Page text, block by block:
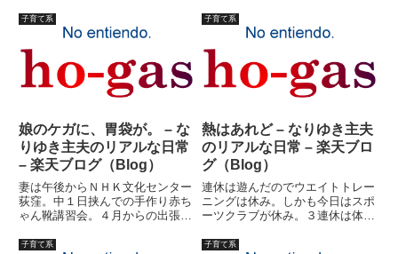
子育て系
娘のケガに、胃袋が。 – な
りゆき主夫のリアルな日常
– 楽天ブログ（Blog）
妻は午後からＮＨＫ文化センター
荻窪。中１日挟んでの手作り赤ち
ゃん靴講習会。４月からの出張講
月まではとりあえず予定なし。弟
子育て系
熱はあれど – なりゆき主夫
のリアルな日常 – 楽天ブロ
グ（Blog）
連休は遊んだのでウエイトトレー
ニングは休み。しかも今日はスポ
ーツクラブが休み。３連休は体に
て足が痛い。自主トレも止めよ
子育て系 子育て系